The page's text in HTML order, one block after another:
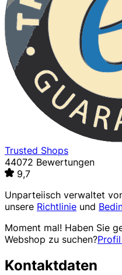
Trusted Shops
44072 Bewertungen
9,7
Unparteiisch verwaltet
unsere Richtlinie und
Moment mal! Haben Sie
Webshop zu suchen?
Kontaktdaten